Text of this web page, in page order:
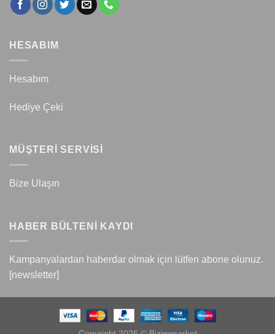
HESABIM
Hesabım
Hediye Çeki
MÜŞTERİ SERVİSİ
Bize Ulaşın
HABER BÜLTENİ KAYDI
Kampanyalardan haberdar olmak için lütfen abone olunuz.
[newsletter]